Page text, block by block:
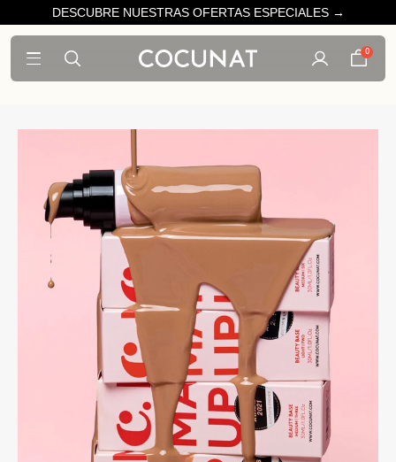
DESCUBRE NUESTRAS OFERTAS ESPECIALES →
0